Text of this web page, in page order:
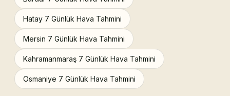
Hatay 7 Günlük Hava Tahmini
Mersin 7 Günlük Hava Tahmini
Kahramanmaraş 7 Günlük Hava Tahmini
Osmaniye 7 Günlük Hava Tahmini